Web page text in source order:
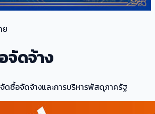
ย
ดจ้าง
ซื้อจัดจ้างและการบริหารพัสดุภาครัฐ